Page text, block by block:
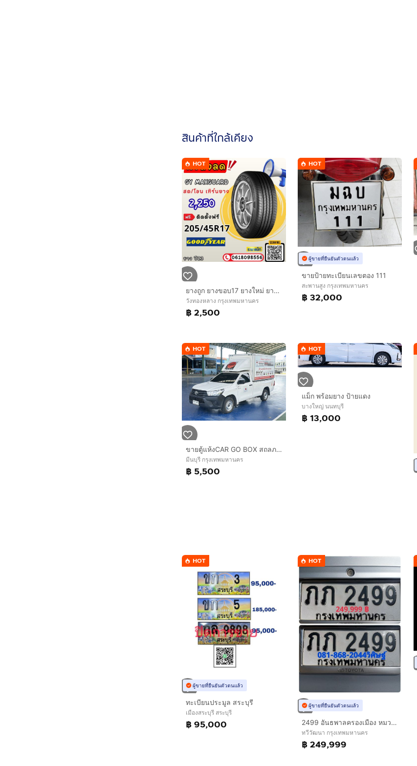
สินค้าที่ใกล้เคียง
HOT
ยางถูก ยางขอบ17 ยางใหม่ ยางลาดพร้าว ราชาแม็ก
วังทองหลาง กรุงเทพมหานคร
฿ 2,500
HOT
ผู้ขายที่ยืนยันตัวตนแล้ว
ขายป้ายทะเบียนเลขตอง 111
สะพานสูง กรุงเทพมหานคร
฿ 32,000
HOT
ขายตู้แห้งCAR GO BOX สถลภาพ90%ภายในสวยไม่มีแตกร้าว
มีนบุรี กรุงเทพมหานคร
฿ 5,500
HOT
แม็ก พร้อมยาง ป้ายแดง
บางใหญ่ นนทบุรี
฿ 13,000
HOT
ผู้ขายที่ยืนยันตัวตนแล้ว
ทะเบียนประมูล สระบุรี
เมืองสระบุรี สระบุรี
฿ 95,000
HOT
ผู้ขายที่ยืนยันตัวตนแล้ว
2499 อันธพาลครองเมือง หมวดเบิ้ล โอกาสเดียวเท่านั้น พร้อมบริการครับ
ทวีวัฒนา กรุงเทพมหานคร
฿ 249,999